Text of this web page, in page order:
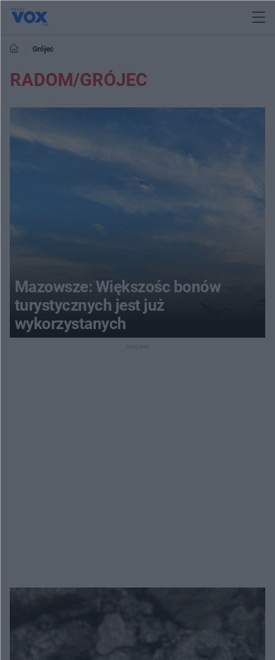
Grójec
RADOM/GRÓJEC
Mazowsze: Większośc bonów
turystycznych jest już
wykorzystanych